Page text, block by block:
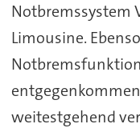
Notbremssystem
Limousine.
weitestgehend